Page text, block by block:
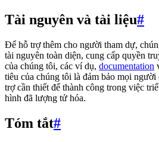
Tài nguyên và tài liệu#
Để hỗ trợ thêm cho người tham dự,
tài nguyên toàn diện, cung cấp quyền
của chúng tôi, các ví dụ, documentation
tiêu của chúng tôi là đảm bảo mọi người
trợ cần thiết để thành công trong việc
hình đã lượng tử hóa.
Tóm tắt#